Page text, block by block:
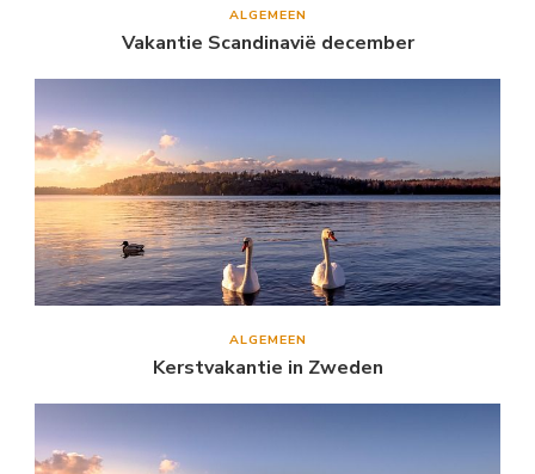
ALGEMEEN
Vakantie Scandinavië december
ALGEMEEN
Kerstvakantie in Zweden